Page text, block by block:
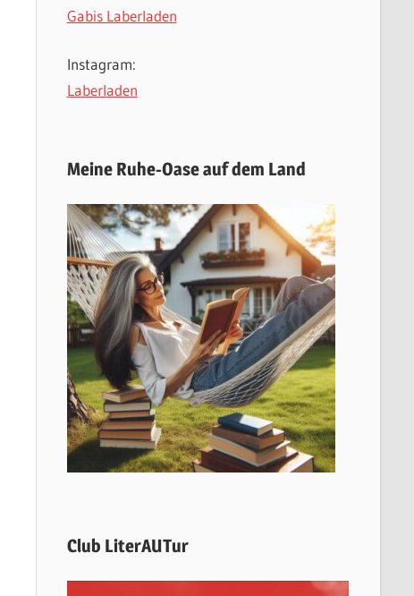
Gabis Laberladen
Instagram:
Laberladen
Meine Ruhe-Oase auf dem Land
Club LiterAUTur